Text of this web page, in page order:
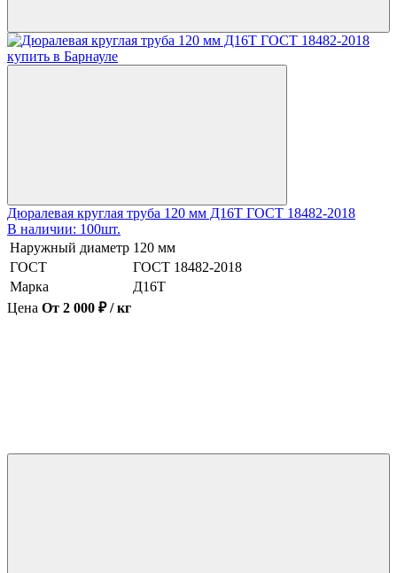
Дюралевая круглая труба 120 мм Д16Т ГОСТ 18482-2018
В наличии: 100шт.
Наружный диаметр 120 мм
ГОСТ
ГОСТ 18482-2018
Марка
Д16Т
Цена От 2 000 ₽ / кг